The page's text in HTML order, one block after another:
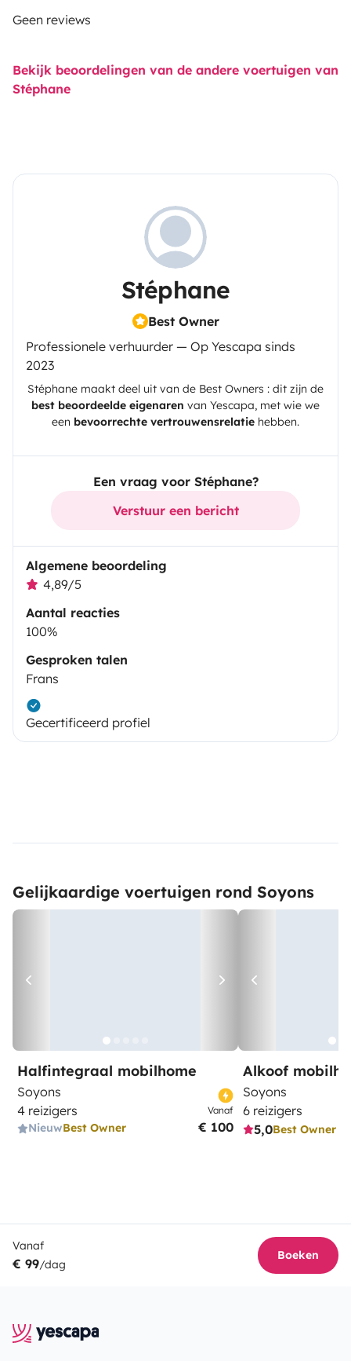
Geen reviews
Bekijk beoordelingen van de andere voertuigen van
Stéphane
Stéphane
Best Owner
Professionele verhuurder — Op Yescapa sinds
2023
Stéphane maakt deel uit van de Best Owners : dit zijn de
best beoordeelde eigenaren van Yescapa, met wie we
een bevoorrechte vertrouwensrelatie hebben.
Een vraag voor Stéphane?
Verstuur een bericht
Algemene beoordeling
4,89/5
Aantal reacties
100%
Gesproken talen
Frans
Gecertificeerd profiel
Gelijkaardige voertuigen rond Soyons
Halfintegraal mobilhome
Soyons
4 reizigers
NieuwBest Owner
Vanaf
€ 100
Alkoof
Soyons
6 reizigers
5,0Best Owner
Vanaf
€ 99/dag
Boeken